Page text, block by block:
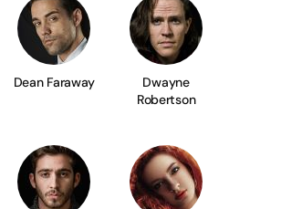
Dean Faraway
Dwayne
Robertson